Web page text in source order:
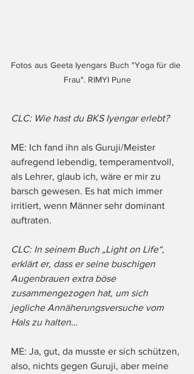
Fotos aus Geeta Iyengars Buch "Yoga für die
Frau". RIMYI Pune
CLC: Wie hast du BKS Iyengar erlebt?
ME: Ich fand ihn als Guruji/Meister
aufregend lebendig, temperamentvoll,
als Lehrer, glaub ich, wäre er mir zu
barsch gewesen. Es hat mich immer
irritiert, wenn Männer sehr dominant
auftraten.
CLC: In seinem Buch „Light on Life“,
erklärt er, dass er seine buschigen
Augenbrauen extra böse
zusammengezogen hat, um sich
jegliche Annäherungsversuche vom
Hals zu halten…
ME: Ja, gut, da musste er sich schützen,
also, nichts gegen Guruji, aber meine